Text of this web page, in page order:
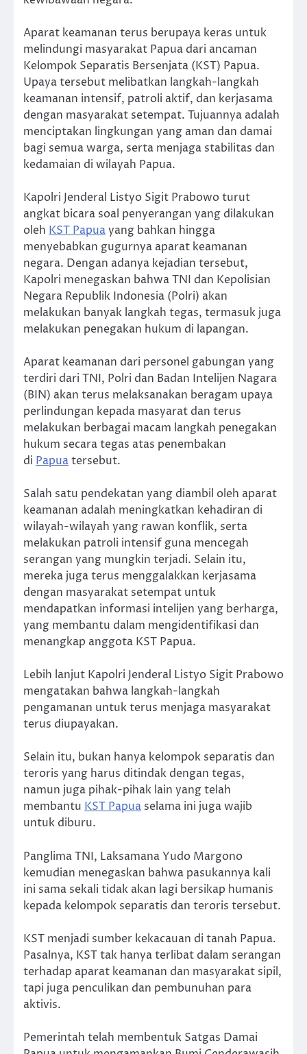
Aparat keamanan terus berupaya keras untuk
melindungi masyarakat Papua dari ancaman
Kelompok Separatis Bersenjata (KST) Papua.
Upaya tersebut melibatkan langkah-langkah
keamanan intensif, patroli aktif, dan kerjasama
dengan masyarakat setempat. Tujuannya adalah
menciptakan lingkungan yang aman dan damai
bagi semua warga, serta menjaga stabilitas dan
kedamaian di wilayah Papua.
Kapolri Jenderal Listyo Sigit Prabowo turut
angkat bicara soal penyerangan yang dilakukan
oleh KST Papuayang bahkan hingga
menyebabkan gugurnya aparat keamanan
negara. Dengan adanya kejadian tersebut,
Kapolri menegaskan bahwa TNI dan Kepolisian
Negara Republik Indonesia (Polri) akan
melakukan banyak langkah tegas, termasuk juga
melakukan penegakan hukum di lapangan.
Aparat keamanan dari personel gabungan yang
terdiri dari TNI, Polri dan Badan Intelijen Nagara
(BIN) akan terus melaksanakan beragam upaya
perlindungan kepada masyarat dan terus
melakukan berbagai macam langkah penegakan
hukum secara tegas atas penembakan
di Papuatersebut.
Salah satu pendekatan yang diambil oleh aparat
keamanan adalah meningkatkan kehadiran di
wilayah-wilayah yang rawan konflik, serta
melakukan patroli intensif guna mencegah
serangan yang mungkin terjadi. Selain itu,
mereka juga terus menggalakkan kerjasama
dengan masyarakat setempat untuk
mendapatkan informasi intelijen yang berharga,
yang membantu dalam mengidentifikasi dan
menangkap anggota KST Papua.
Lebih lanjut Kapolri Jenderal Listyo Sigit Prabowo
mengatakan bahwa langkah-langkah
pengamanan untuk terus menjaga masyarakat
terus diupayakan.
Selain itu, bukan hanya kelompok separatis dan
teroris yang harus ditindak dengan tegas,
namun juga pihak-pihak lain yang telah
membantu KST Papua selama ini juga wajib
untuk diburu.
Panglima TNI, Laksamana Yudo Margono
kemudian menegaskan bahwa pasukannya kali
ini sama sekali tidak akan lagi bersikap humanis
kepada kelompok separatis dan teroris tersebut.
KST menjadi sumber kekacauan di tanah Papua.
Pasalnya, KST tak hanya terlibat dalam serangan
terhadap aparat keamanan dan masyarakat sipil,
tapi juga penculikan dan pembunuhan para
aktivis.
Pemerintah telah membentuk Satgas Damai